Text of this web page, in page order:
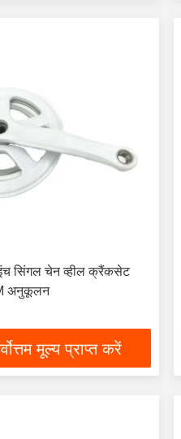
सिंगल चेन व्हील क्रैंकसेट
अनुकूलन
मूल्य प्राप्त करें